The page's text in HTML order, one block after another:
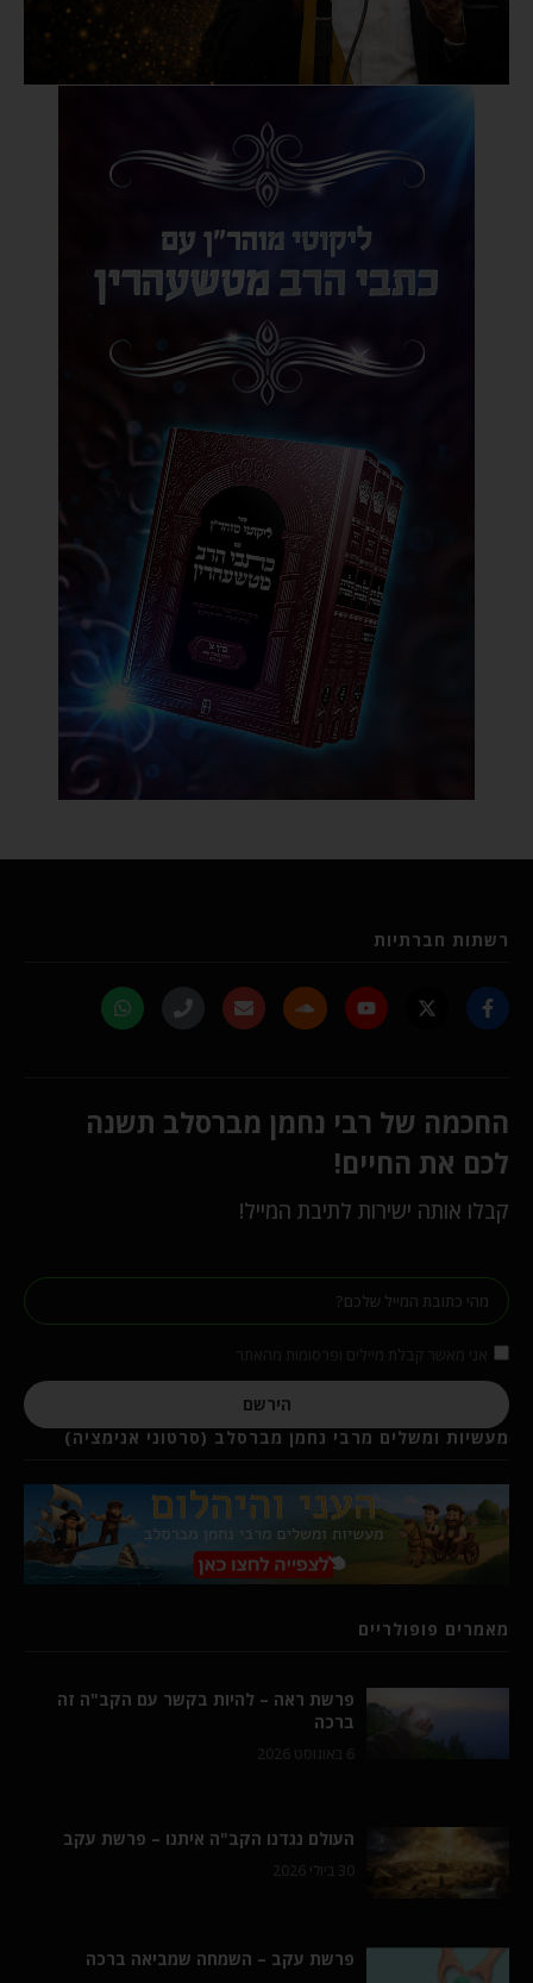
רשתות חברתיות
החכמה של רבי נחמן מברסלב תשנה
לכם את החיים!
קבלו אותה ישירות לתיבת המייל!
הירשם
מעשיות ומשלים מרבי נחמן מברסלב (סרטוני אנימציה)
מאמרים פופולריים
פרשת ראה – להיות בקשר עם הקב"ה זה
ברכה
6 באוגוסט 2026
העולם נגדנו הקב"ה איתנו – פרשת עקב
30 ביולי 2026
פרשת עקב – השמחה שמביאה ברכה